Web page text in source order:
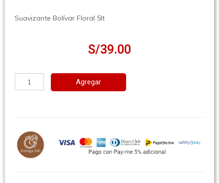
Suavizante Bolívar Floral 5lt
S/39.00
Agregar